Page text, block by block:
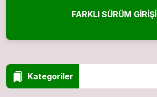
FARKLI SÜRÜM GIRIŞI
Kategoriler